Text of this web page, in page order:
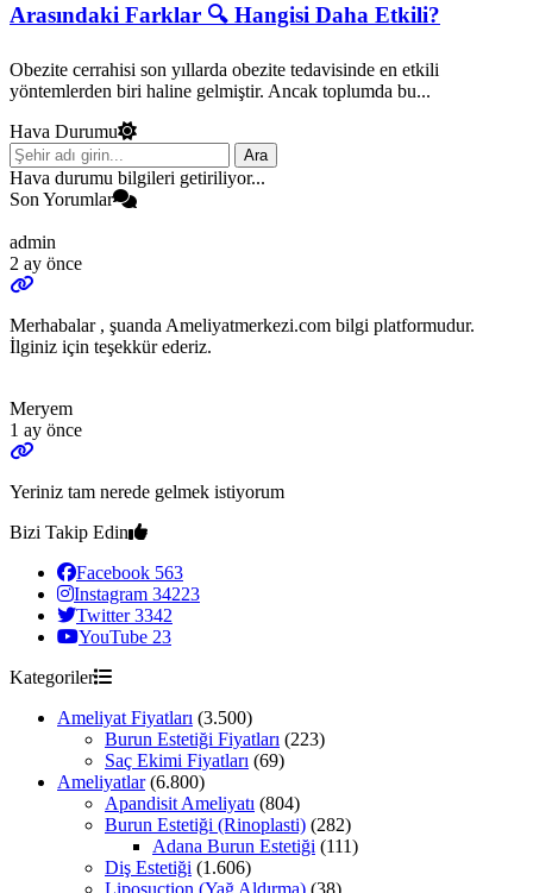
Arasındaki Farklar 🔍 Hangisi Daha Etkili?
Obezite cerrahisi son yıllarda obezite tedavisinde en etkili
yöntemlerden biri haline gelmiştir. Ancak toplumda bu...
Hava Durumu
Ara
Hava durumu bilgileri getiriliyor...
Son Yorumlar
admin
2 ay önce
Merhabalar , şuanda Ameliyatmerkezi.com bilgi platformudur.
İlginiz için teşekkür ederiz.
Meryem
1 ay önce
Yeriniz tam nerede gelmek istiyorum
Bizi Takip Edin
Facebook 563
Instagram 34223
Twitter 3342
YouTube 23
Kategoriler
Ameliyat Fiyatları (3.500)
Burun Estetiği Fiyatları (223)
Saç Ekimi Fiyatları (69)
Ameliyatlar(6.800)
Apandisit Ameliyatı (804)
Burun Estetiği (Rinoplasti) (282)
Adana Burun Estetiği (111)
Diş Estetiği (1.606)